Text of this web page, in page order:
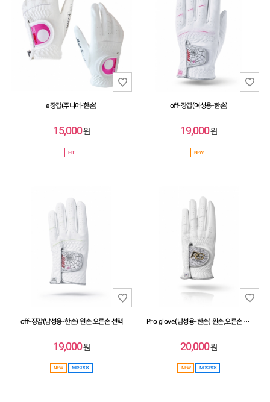
e장갑(주니어-한손)
15,000원
HIT
off-장갑(여성용-한손)
19,000원
NEW
off-장갑(남성용-한손) 왼손,오른손 선택
19,000원
NEW MD'S PICK
Pro glove(남성용-한손) 왼손,오른손 선택
20,000원
NEW MD'S PICK